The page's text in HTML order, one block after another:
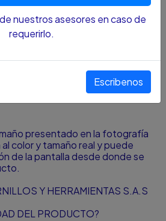
Pulg
presentado en la fotografía
color y tamaño real y puede
de la pantalla desde donde se
Y HERRAMIENTAS S.A.S
DEL PRODUCTO?
nuestros asesores en caso de
requerirlo.
Escribenos